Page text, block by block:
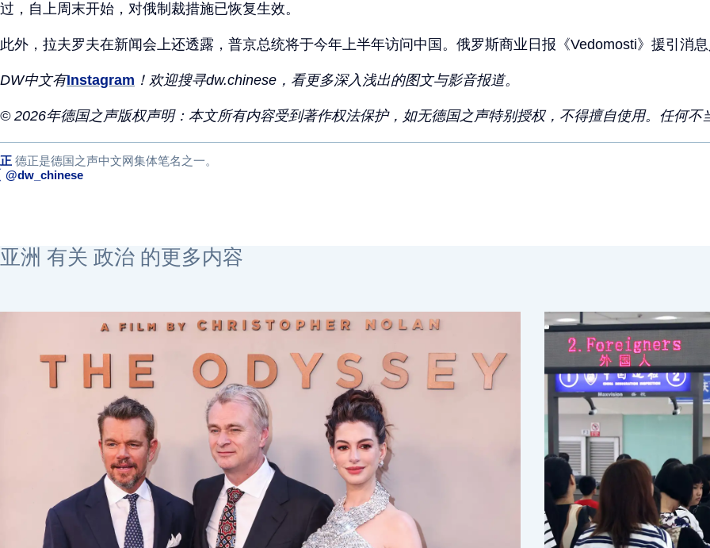
过，自上周末开始，对俄制裁措施已恢复生效。
此外，拉夫罗夫在新闻会上还透露，普京总统将于今年上半年访问中国。俄罗斯商业日报《Vedomosti》援引消
DW中文有Instagram ！欢迎搜寻dw.chinese ，看更多深入浅出的图文与影音报道。
© 2026年德国之声版权声明：本文所有内容受到著作权法保护，如无德国之声特别授权，不得擅自使用。任何
德正是德国之声中文网集体笔名之一。
@dw_chinese
亚洲 有关 政治 的更多内容
2026年8月5日
2026年8月3日